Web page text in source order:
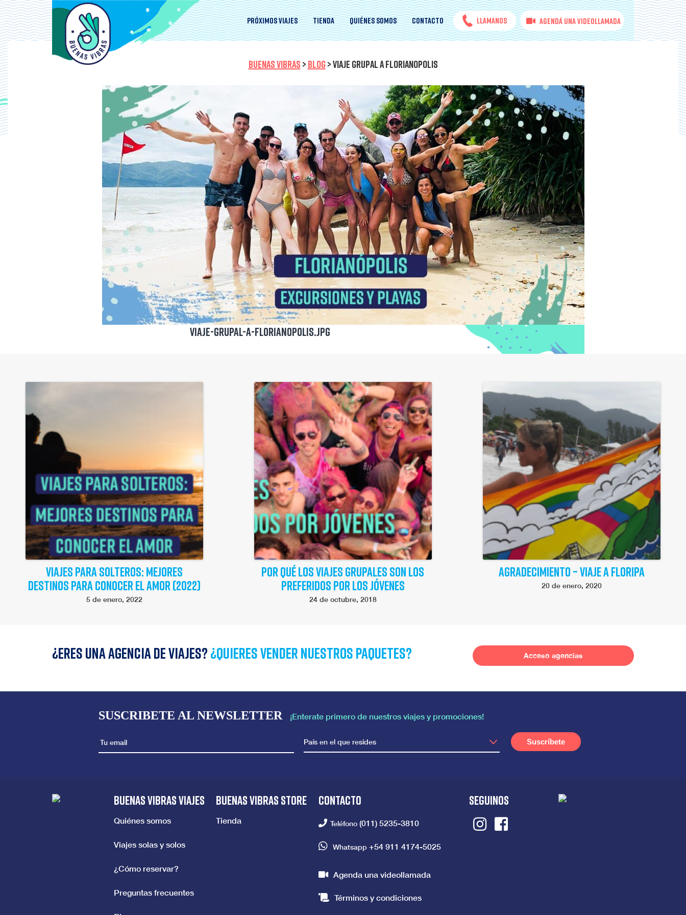
Próximos viajes Tienda Quiénes somos Contacto Llamanos Agendá una videollamada
BUENAS VIBRAS > BLOG>VIAJE GRUPAL A FLORIANOPOLIS
Viaje-grupal-a-Florianopolis.jpg
VIAJES PARA SOLTEROS: MEJORES
DESTINOS PARA CONOCER EL AMOR (2022)
5 de enero, 2022
POR QUÉ LOS VIAJES GRUPALES SON LOS
PREFERIDOS POR LOS JÓVENES
24 de octubre, 2018
AGRADECIMIENTO – VIAJE A FLORIPA
20 de enero, 2020
¿Eres una agencia de viajes?¿quieres vender nuestros paquetes? Acceso agencias
SUSCRIBETE AL NEWSLETTER ¡Enterate primero de nuestros viajes y promociones!
País en el que resides
BUENAS VIBRAS VIAJES
Quiénes somos
Viajes solas y solos
¿Cómo reservar?
Preguntas frecuentes
BUENAS VIBRAS STORE
Tienda
CONTACTO
Teléfono (011) 5235-3810
Whatsapp +54 911 4174-5025
Agenda una videollamada
Términos y condiciones
SEGUINOS
InstagramFacebook